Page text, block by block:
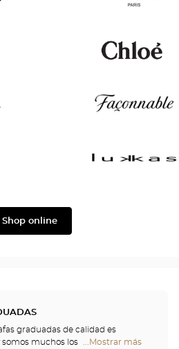
Shop online
graduadas de calidad es
muchos los que...Mostrar más
tiendas